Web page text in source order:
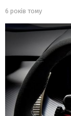
6 років тому